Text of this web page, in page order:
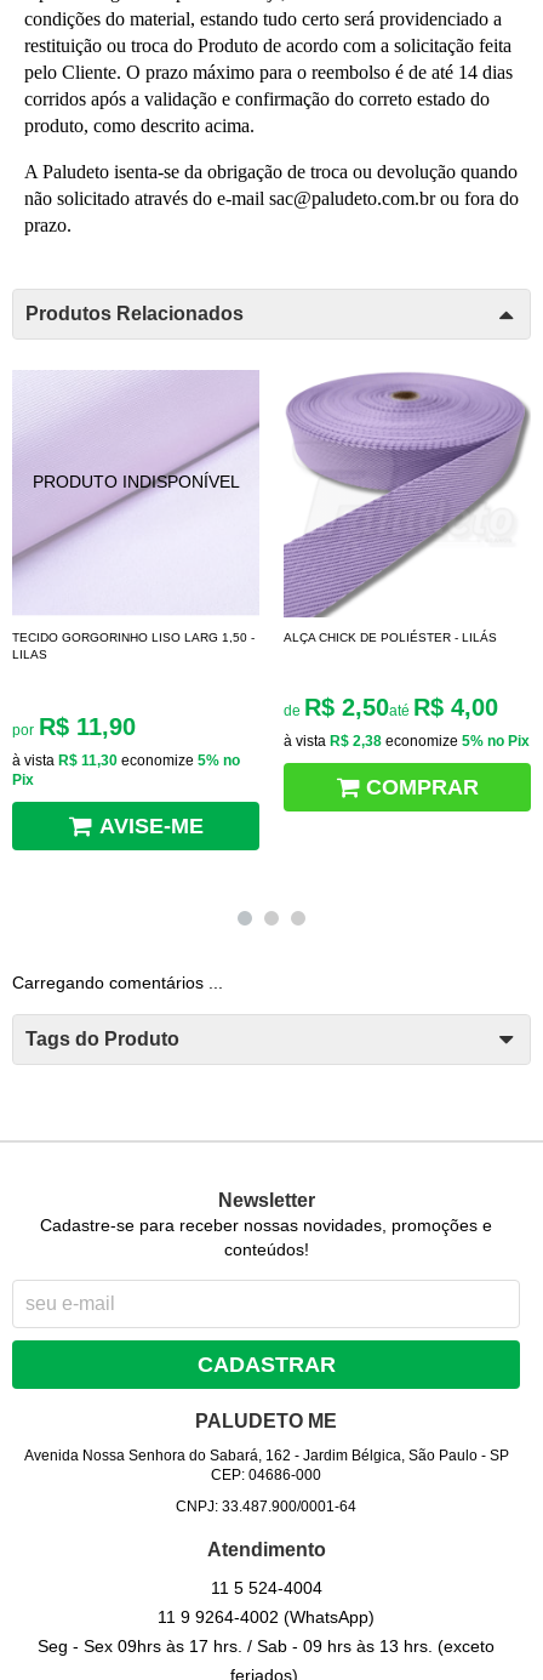
condições do material, estando tudo certo será providenciado a
restituição ou troca do Produto de acordo com a solicitação feita
pelo Cliente. O prazo máximo para o reembolso é de até 14 dias
corridos após a validação e confirmação do correto estado do
produto, como descrito acima.
A Paludeto isenta-se da obrigação de troca ou devolução quando
não solicitado através do e-mail sac@paludeto.com.br ou fora do
prazo.
Produtos Relacionados
TECIDO GORGORINHO LISO LARG 1,50 -
LILAS
por R$ 11,90
à vista R$ 11,30 economize 5% no
Pix
AVISE-ME
ALÇA CHICK DE POLIÉSTER - LILÁS
de R$ 2,50até R$ 4,00
à vista R$ 2,38 economize 5% no Pix
COMPRAR
Carregando comentários ...
Tags do Produto
Newsletter
Cadastre-se para receber nossas novidades, promoções e
conteúdos!
CADASTRAR
PALUDETO ME
Avenida Nossa Senhora do Sabará, 162 - Jardim Bélgica, São Paulo- SP
CEP: 04686-000
CNPJ: 33.487.900/0001-64
Atendimento
11 5524-4004
11 9 9264-4002(WhatsApp)
Seg - Sex 09hrs às 17 hrs. / Sab - 09 hrs às 13 hrs. (exceto
feriados).